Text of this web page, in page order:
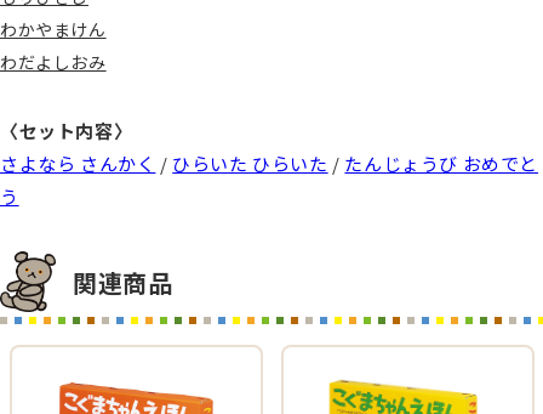
わかやまけん
わだよしおみ
〈セット内容〉
さよなら さんかく / ひらいた ひらいた / たんじょうび おめでと
う
関連商品